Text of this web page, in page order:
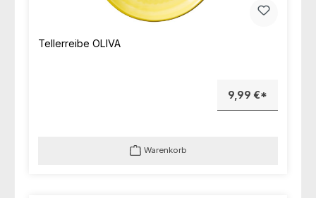
Tellerreibe OLIVA
9,99 €*
Warenkorb